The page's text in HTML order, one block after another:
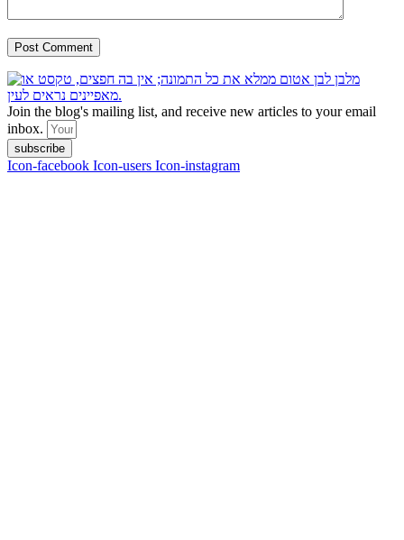
Join the blog's mailing list, and receive new articles to your email
inbox.
subscribe
Icon-facebook Icon-users Icon-instagram